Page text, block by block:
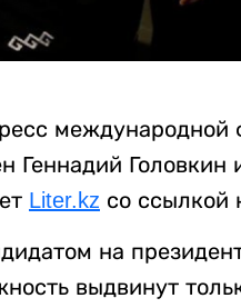
международной
Геннадий Головкин
Liter.kz со ссылкой
на
выдвинут